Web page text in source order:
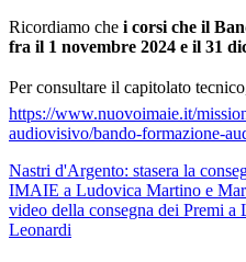
Ricordiamo che i corsi che il
fra il 1 novembre 2024 e il 31
Per consultare il capitolato
https://www.nuovoimaie.it/
audiovisivo/bando-formazione-
Nastri d'Argento: stasera la
IMAIE a Ludovica Martino e
video della consegna dei Premi
Leonardi